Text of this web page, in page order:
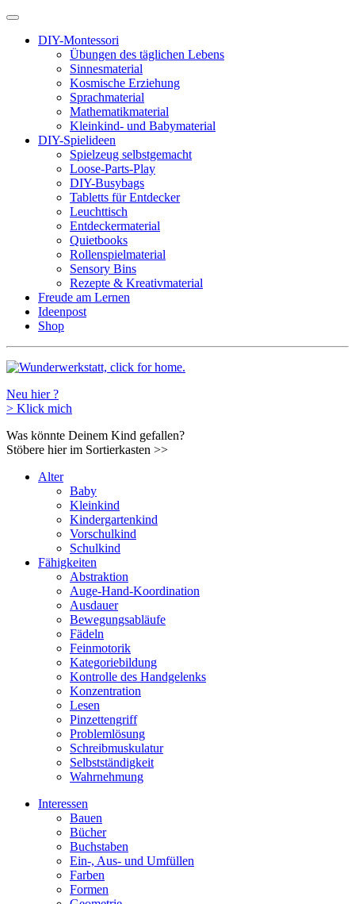
DIY-Montessori
Übungen des täglichen Lebens
Sinnesmaterial
Kosmische Erziehung
Sprachmaterial
Mathematikmaterial
Kleinkind- und Babymaterial
DIY-Spielideen
Spielzeug selbstgemacht
Loose-Parts-Play
DIY-Busybags
Tabletts für Entdecker
Leuchttisch
Entdeckermaterial
Quietbooks
Rollenspielmaterial
Sensory Bins
Rezepte & Kreativmaterial
Freude am Lernen
Ideenpost
Shop
Neu hier ?
> Klick mich
Was könnte Deinem Kind gefallen?
Stöbere hier im Sortierkasten >>
Alter
Baby
Kleinkind
Kindergartenkind
Vorschulkind
Schulkind
Fähigkeiten
Abstraktion
Auge-Hand-Koordination
Ausdauer
Bewegungsabläufe
Fädeln
Feinmotorik
Kategoriebildung
Kontrolle des Handgelenks
Konzentration
Lesen
Pinzettengriff
Problemlösung
Schreibmuskulatur
Selbstständigkeit
Wahrnehmung
Interessen
Bauen
Bücher
Buchstaben
Ein-, Aus- und Umfüllen
Farben
Formen